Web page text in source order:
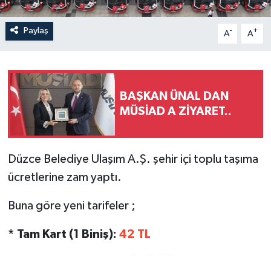
Paylaş A- A+
BAŞKAN ÜNAL DAN
MÜSİAD A ZİYARET..
Düzce Belediye Ulaşım A.Ş. şehir içi toplu taşıma
ücretlerine zam yaptı.
Buna göre yeni tarifeler ;
* Tam Kart (1 Biniş): 42 TL